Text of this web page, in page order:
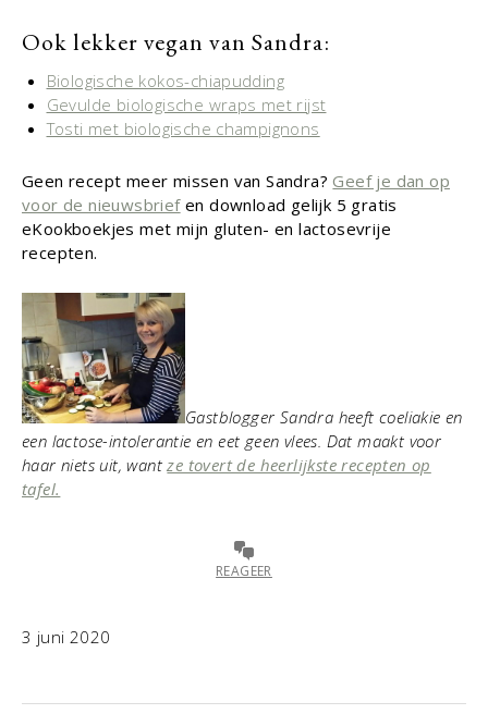
Ook lekker vegan van Sandra:
Biologische kokos-chiapudding
Gevulde biologische wraps met rijst
Tosti met biologische champignons
Geen recept meer missen van Sandra? Geef je dan op
voor de nieuwsbriefen download gelijk 5 gratis
eKookboekjes met mijn gluten- en lactosevrije
recepten.
Gastblogger Sandra heeft coeliakie en
een lactose-intolerantie en eet geen vlees. Dat maakt voor
haar niets uit, wantze tovert de heerlijkste recepten op
tafel.
REAGEER
3 juni 2020